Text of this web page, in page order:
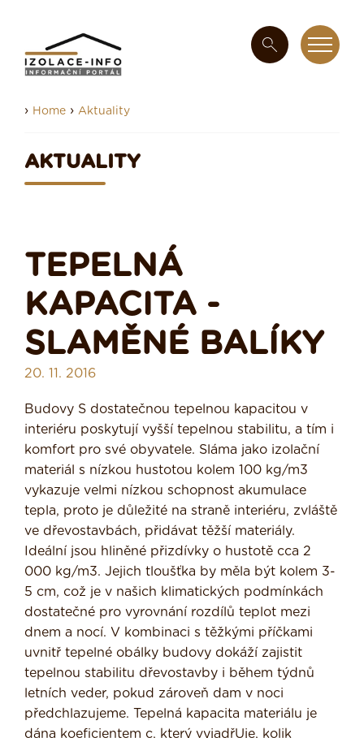
› Home › Aktuality
AKTUALITY
TEPELNÁ
KAPACITA -
SLAMĚNÉ BALÍKY
20. 11. 2016
Budovy S dostatečnou tepelnou kapaci­tou v
interiéru poskytují vyšší tepelnou stabilitu, a tím i
komfort pro své obyva­tele. Sláma jako izolační
materiál s nízkou hustotou kolem 100 kg/m3
vykazuje velmi nízkou schopnost akumulace
tepla, proto je důležité na straně interiéru, zvláště
ve dřevostavbách, přidávat těžší materiály.
Ideální jsou hliněné přizdívky o hustotě cca 2
000 kg/m3. Jejich tloušťka by měla být kolem 3-
5 cm, což je v našich kli­matických podmínkách
dostatečné pro vyrovnání rozdílů teplot mezi
dnem a nocí. V kombinaci s těžkými příčkami
uvnitř tepelné obálky budovy dokáží zajistit
tepelnou stabilitu dřevostavby i během týdnů
letních veder, pokud zároveň dam v noci
předchlazujeme. Tepelná kapacita materiálu je
dána koeficientem c, který vyjadřUje, kolik